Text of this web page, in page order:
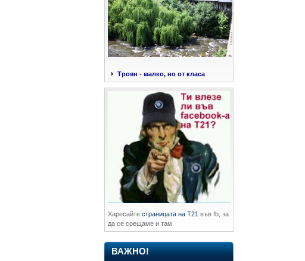
Троян - малко, но от класа
Харесайте страницата на Т21 във fb, за
да се срещаме и там.
ВАЖНО!